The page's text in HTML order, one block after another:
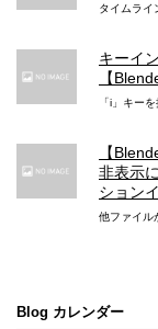
動画
手ぶれ補正
動画メ
あり
動画
タイムライ
キーイ
【
「i」キー
【
非表示
ション
他ファイル
Blog カレンダー